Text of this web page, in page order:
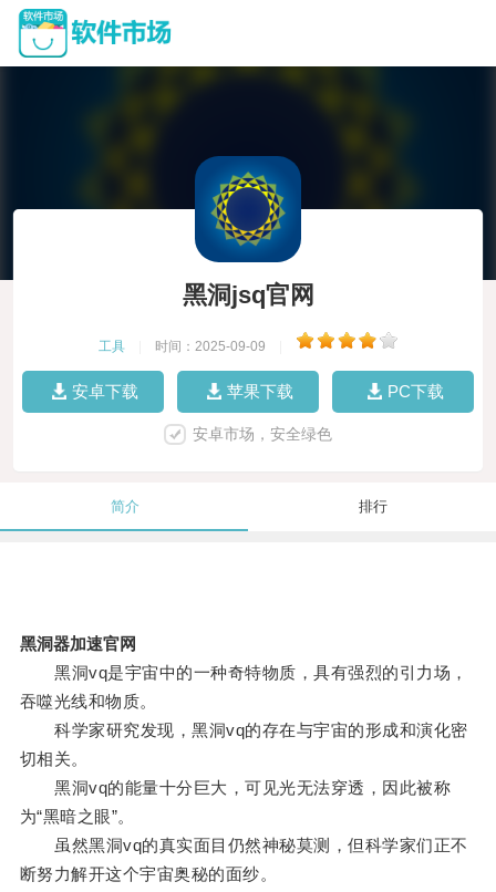
黑洞jsq官网
工具 时间：2025-09-09
安卓下载 苹果下载 PC下载
安卓市场，安全绿色
简介 排行
黑洞器加速官网
黑洞vq是宇宙中的一种奇特物质，具有强烈的引力场，
吞噬光线和物质。
科学家研究发现，黑洞vq的存在与宇宙的形成和演化密
切相关。
黑洞vq的能量十分巨大，可见光无法穿透，因此被称
为“黑暗之眼”。
虽然黑洞vq的真实面目仍然神秘莫测，但科学家们正不
断努力解开这个宇宙奥秘的面纱。